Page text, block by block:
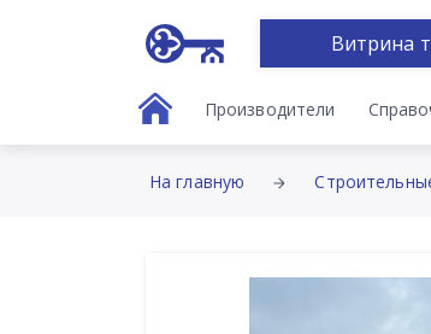
Витрина
Производители
На главную